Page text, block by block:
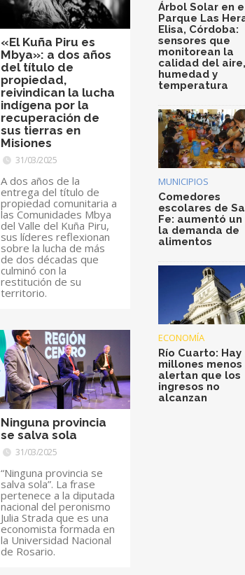
«El Kuña Piru es
Mbya»: a dos años
del título de
propiedad,
reivindican la lucha
indígena por la
recuperación de
sus tierras en
Misiones
31/03/2025
A dos años de la
entrega del título de
propiedad comunitaria a
las Comunidades Mbya
del Valle del Kuña Piru,
sus líderes reflexionan
sobre la lucha de más
de dos décadas que
culminó con la
restitución de su
territorio.
Ninguna provincia
se salva sola
31/03/2025
“Ninguna provincia se
salva sola”. La frase
pertenece a la diputada
nacional del peronismo
Julia Strada que es una
economista formada en
la Universidad Nacional
de Rosario.
Árbol Solar en
Parque Las
Elisa, Córdoba:
sensores que
monitorean la
calidad del aire,
humedad y
temperatura
MUNICIPIOS
Comedores
escolares de
Fe: aumentó un
la demanda de
alimentos
ECONOMÍA
Río Cuarto: Hay
millones menos
alertan que los
ingresos no
alcanzan